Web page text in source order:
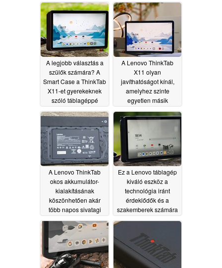
A legjobb választás a
szülők számára? A
Smart Case a ThinkTab
X11-et gyerekeknek
szóló táblagéppé
06/14/2026
A Lenovo ThinkTab
X11 olyan
javíthatóságot kínál,
amelyhez szinte
egyetlen másik
06/14/2026
A Lenovo ThinkTab
okos akkumulátor-
kialakításának
köszönhetően akár
több napos sivatagi
ellenáll06/14/2026
Ez a Lenovo táblagép
kiváló eszköz a
technológia iránt
érdeklődők és a
szakemberek számára
06/14/2026